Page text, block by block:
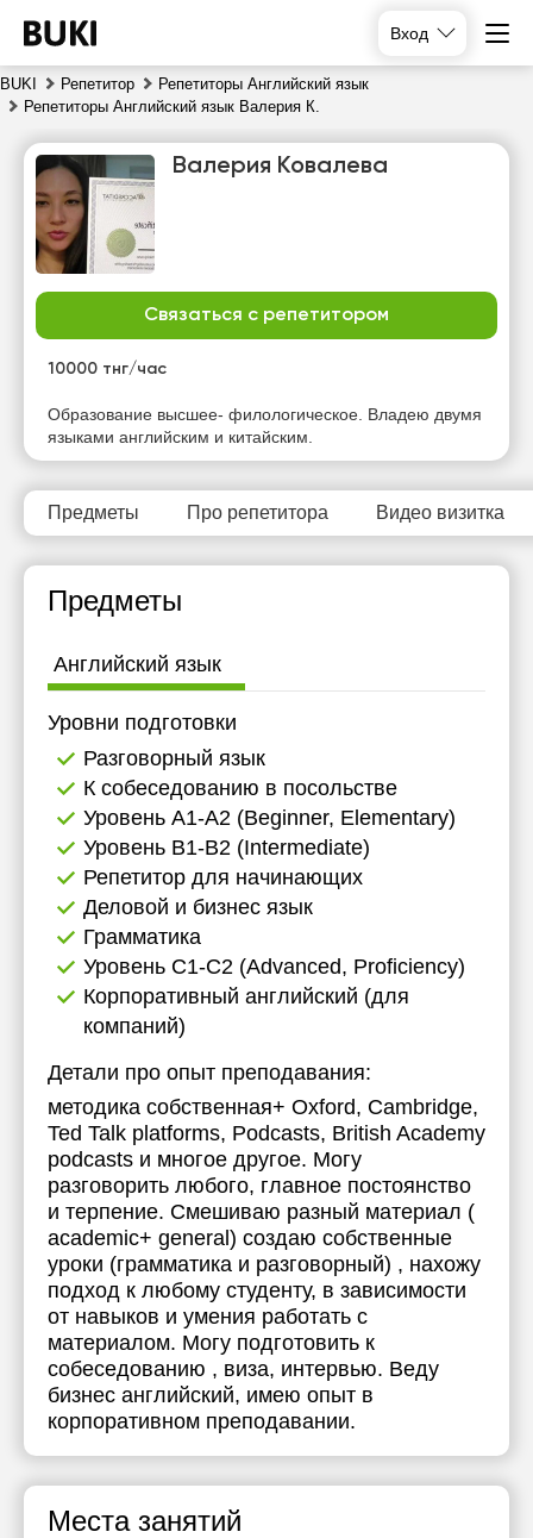
Вход
BUKI Репетитор
Репетиторы Английский язык
Репетиторы Английский язык Валерия К.
Валерия Ковалева
Связаться с репетитором
10000 тнг/час
Образование высшее- филологическое. Владею двумя
языками английским и китайским.
Предметы Про репетитора Видео визитка
Предметы
Английский язык
Уровни подготовки
Разговорный язык
К собеседованию в посольстве
Уровень А1-А2 (Beginner, Elementary)
Уровень B1-B2 (Intermediate)
Репетитор для начинающих
Деловой и бизнес язык
Грамматика
Уровень C1-C2 (Advanced, Proficiency)
Корпоративный английский (для
компаний)
Детали про опыт преподавания:
методика собственная+ Oxford, Cambridge,
Ted Talk platforms, Podcasts, British Academy
podcasts и многое другое. Могу
разговорить любого, главное постоянство
и терпение. Смешиваю разный материал (
academic+ general) создаю собственные
уроки (грамматика и разговорный) , нахожу
подход к любому студенту, в зависимости
от навыков и умения работать с
материалом. Могу подготовить к
собеседованию , виза, интервью. Веду
бизнес английский, имею опыт в
корпоративном преподавании.
Места занятий
пт
сб
Нет
свободных
12:00
12:30
13:00
14:00
15:00
15:30
16:00
16:30
17:00
17:30
18:00
18:30
Нет
свободных
Нет